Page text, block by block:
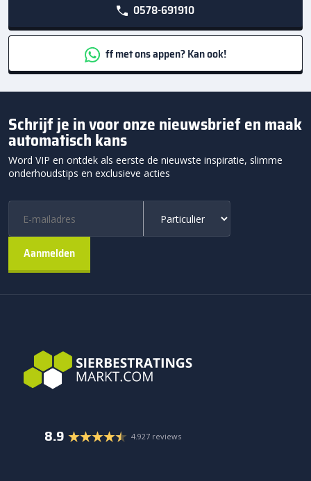
0578-691910
ff met ons appen? Kan ook!
Schrijf je in voor onze nieuwsbrief en maak
automatisch kans
Word VIP en ontdek als eerste de nieuwste inspiratie, slimme
onderhoudstips en exclusieve acties
8.9 4.927 reviews